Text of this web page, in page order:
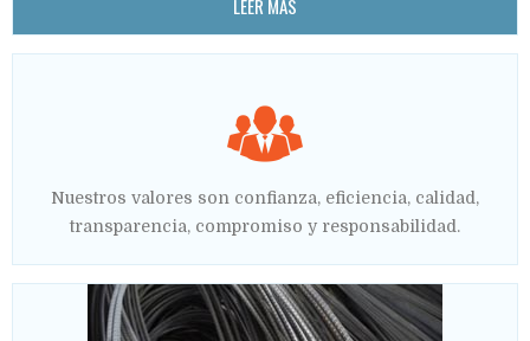
LEER MÁS
Nuestros valores son confianza, eficiencia, calidad,
transparencia, compromiso y responsabilidad.